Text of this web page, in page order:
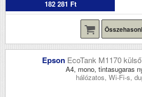
182 281 Ft
Epson EcoTank M1170
A4, mono, tintasugaras
hálózatos, Wi-Fi-s,